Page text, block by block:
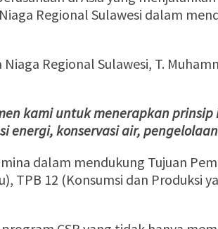
Regional Sulawesi dalam
Regional Sulawesi, T.
kami untuk menerapkan prinsip
konservasi air,
dalam mendukung Tujuan
TPB 12 (Konsumsi dan Produksi